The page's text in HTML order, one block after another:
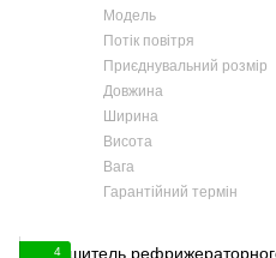
Модель
Потік повітря
Приєднувальний розмір
Довжина
Ширина
Висота
Вага
Гарантійний термін
4